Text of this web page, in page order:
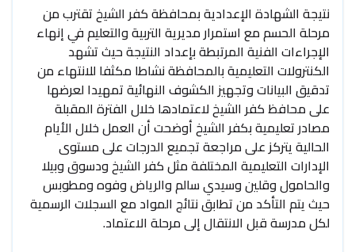
نتيجة الشهادة الإعدادية بمحافظة كفر الشيخ تقترب من
مرحلة الحسم مع استمرار مديرية التربية والتعليم في إنهاء
الإجراءات الفنية المرتبطة بإعداد النتيجة حيث تشهد
الكنترولات التعليمية بالمحافظة نشاطا مكثفا للانتهاء من
تدقيق البيانات وتجهيز الكشوف النهائية تمهيدا لعرضها
على محافظ كفر الشيخ لاعتمادها خلال الفترة المقبلة
مصادر تعليمية بكفر الشيخ أوضحت أن العمل خلال الأيام
الحالية يتركز على مراجعة تجميع الدرجات على مستوى
الإدارات التعليمية المختلفة مثل كفر الشيخ ودسوق وبيلا
والحامول وقلين وسيدي سالم والرياض وفوه ومطوبس
حيث يتم التأكد من تطابق نتائج المواد مع السجلات الرسمية
لكل مدرسة قبل الانتقال إلى مرحلة الاعتماد.